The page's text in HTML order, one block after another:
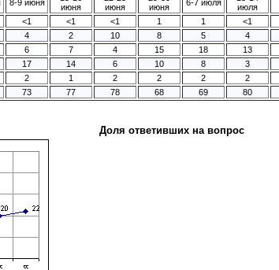
8-9 июня
июня
июня
июня
6-7 июля
июля
<1 <1 <1 1 1 <1
4 2 10 8 5 4
6 7 4 15 18 13
17 14 6 10 8 3
2 1 2 2 2 2
73 77 78 68 69 80
Доля ответивших на вопрос